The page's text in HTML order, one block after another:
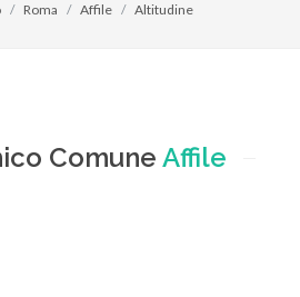
Roma Affile Altitudine
Comune Affile